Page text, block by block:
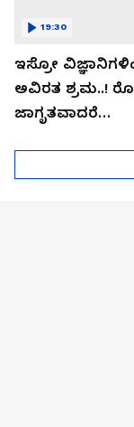
ಇಸ್ರೋ
ಅವಿರತ ಶ್ರಮ..!
ಜಾಗೃತವಾದರೆ
19:30